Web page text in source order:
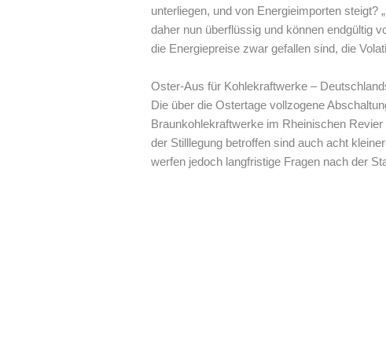
unterliegen, und von Energieimporten
daher nun überflüssig und können endgültig
die Energiepreise zwar gefallen sind, die
Oster-Aus für Kohlekraftwerke –
Die über die Ostertage vollzogene
Braunkohlekraftwerke im Rheinischen
der Stilllegung betroffen sind auch acht
werfen jedoch langfristige Fragen nach der